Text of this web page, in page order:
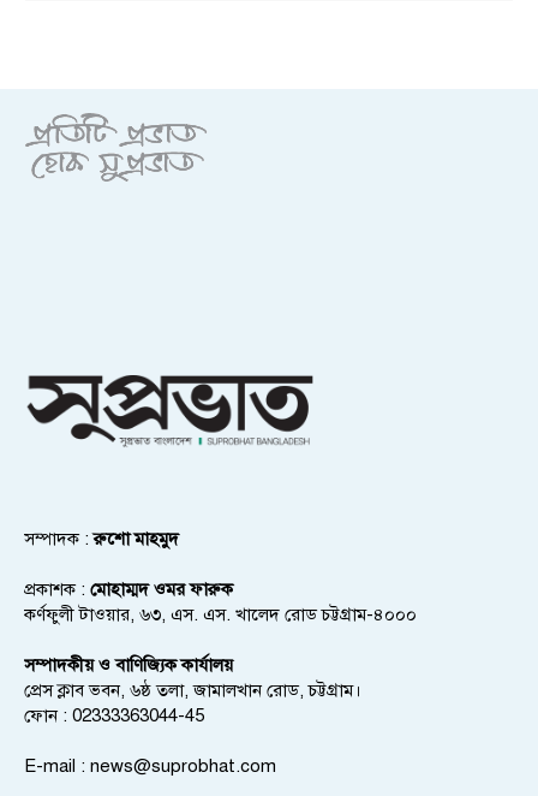
সম্পাদক :রুশো মাহমুদ
প্রকাশক : মোহাম্মদ ওমর ফারুক
কর্ণফুলী টাওয়ার, ৬৩, এস. এস. খালেদ রোড চট্টগ্রাম-৪০০০
সম্পাদকীয় ও বাণিজ্যিক কার্যালয়
প্রেস ক্লাব ভবন, ৬ষ্ঠ তলা, জামালখান রোড, চট্টগ্রাম।
ফোন : 02333363044-45
E-mail : news@suprobhat.com